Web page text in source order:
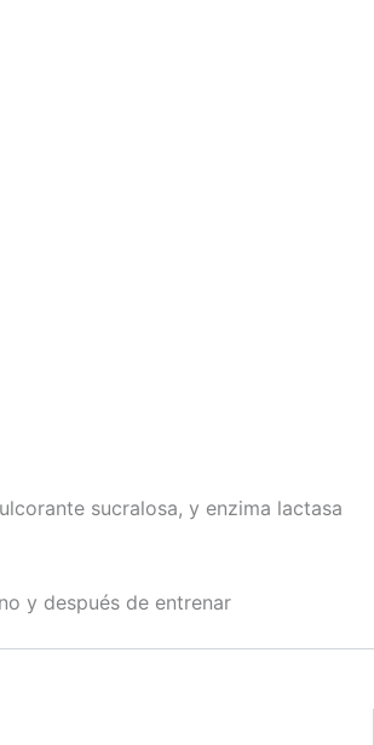
sucralosa, y enzima lactasa
y después de entrenar